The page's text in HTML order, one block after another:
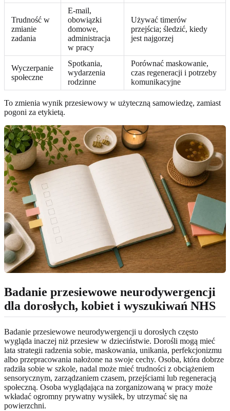
Trudność w
zmianie
zadania
E-mail,
obowiązki
domowe,
administracja
w pracy
Używać timerów
przejścia; śledzić, kiedy
jest najgorzej
Wyczerpanie
społeczne
Spotkania,
wydarzenia
rodzinne
Porównać maskowanie,
czas regeneracji i potrzeby
komunikacyjne
To zmienia wynik przesiewowy w użyteczną samowiedzę, zamiast
pogoni za etykietą.
Badanie przesiewowe neurodywergencji
dla dorosłych, kobiet i wyszukiwań NHS
Badanie przesiewowe neurodywergencji u dorosłych często
wygląda inaczej niż przesiew w dzieciństwie. Dorośli mogą mieć
lata strategii radzenia sobie, maskowania, unikania, perfekcjonizmu
albo przepracowania nałożone na swoje cechy. Osoba, która dobrze
radziła sobie w szkole, nadal może mieć trudności z obciążeniem
sensorycznym, zarządzaniem czasem, przejściami lub regeneracją
społeczną. Osoba wyglądająca na zorganizowaną w pracy może
wkładać ogromny prywatny wysiłek, by utrzymać się na
powierzchni.